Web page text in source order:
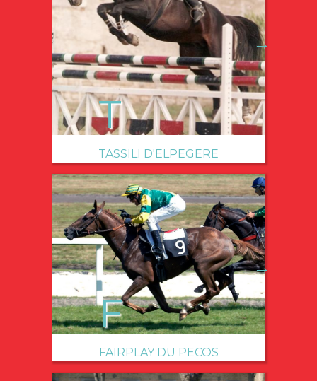
TASSILI D'ELPEGERE
→
FAIRPLAY DU PECOS
→